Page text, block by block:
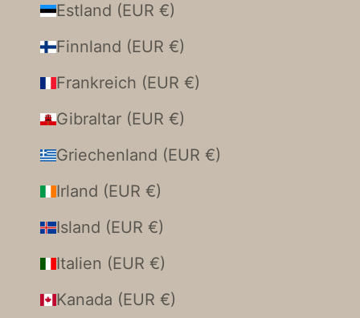
Estland (EUR €)
Finnland (EUR €)
Frankreich (EUR €)
Gibraltar (EUR €)
Griechenland (EUR €)
Irland (EUR €)
Island (EUR €)
Italien (EUR €)
Kanada (EUR €)